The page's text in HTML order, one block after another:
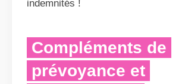
indemnités !
Compléments de
prévoyance et